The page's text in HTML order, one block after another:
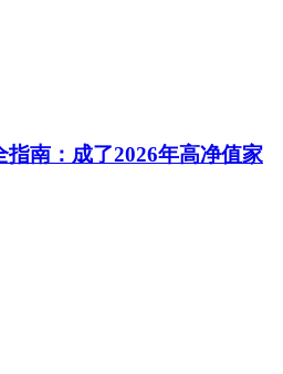
指南：成了2026年高净值家